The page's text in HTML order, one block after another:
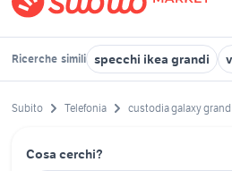
Ricerche simili specchi ikea grandi
Subito Telefonia custodia galaxy
Cosa cerchi?